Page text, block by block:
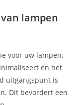
lampen
voor uw lampen.
en het
uitgangspunt is
Dit bevordert een